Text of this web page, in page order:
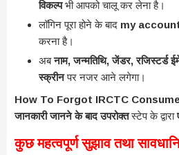
विकल्पभी आपको चालू कर लेना है।
लॉगिन पूरा होने के बाद my
करना है।
अबनाम, जन्मतिथि, जेंडर, रजिस्टर्ड
स्क्रीनपर नजर आने लगेगा।
How To Forgot IRCTC
जानकारी जानने के बाद उपरोक्तस्टेप के द्वारा
कुछ महत्वपूर्ण सुझाव तथा